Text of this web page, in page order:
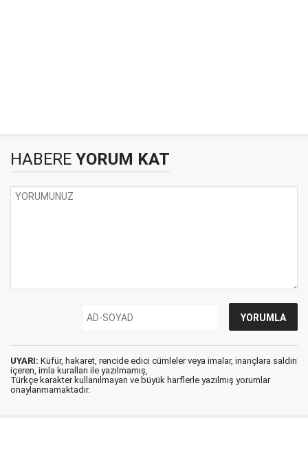
HABERE YORUM KAT
UYARI: Küfür, hakaret, rencide edici cümleler veya imalar, inançlara saldırı
içeren, imla kuralları ile yazılmamış,
Türkçe karakter kullanılmayan ve büyük harflerle yazılmış yorumlar
onaylanmamaktadır.